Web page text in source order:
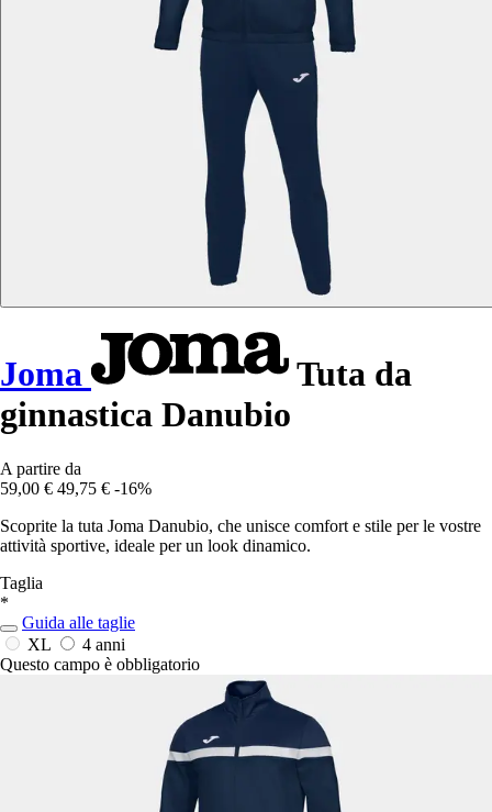
Joma
Tuta da
ginnastica Danubio
A partire da
59,00 € 49,75 € -16%
Scoprite la tuta Joma Danubio, che unisce comfort e stile per le vostre
attività sportive, ideale per un look dinamico.
Taglia
*
Guida alle taglie
XL
4 anni
Questo campo è obbligatorio